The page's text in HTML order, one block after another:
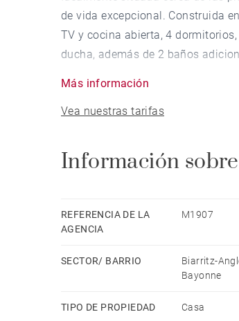
de vida excepcional. Construida
TV y cocina abierta, 4
ducha, además de 2 baños
(rolling deck) que, al cubrir la
Un garaje de 90 m² y un
privada completan esta
Más información
Vea nuestras tarifas
Información
REFERENCIA DE LA
AGENCIA
M1907
SECTOR/ BARRIO
Biarritz-
Bayonne
TIPO DE PROPIEDAD Casa